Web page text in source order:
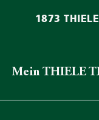
1873
Mein THIELE